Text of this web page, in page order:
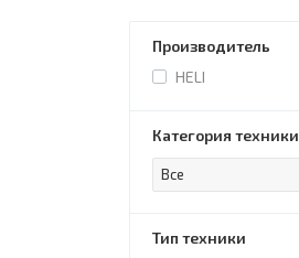
Производитель
HELI
Категория техники
Все
Тип техники